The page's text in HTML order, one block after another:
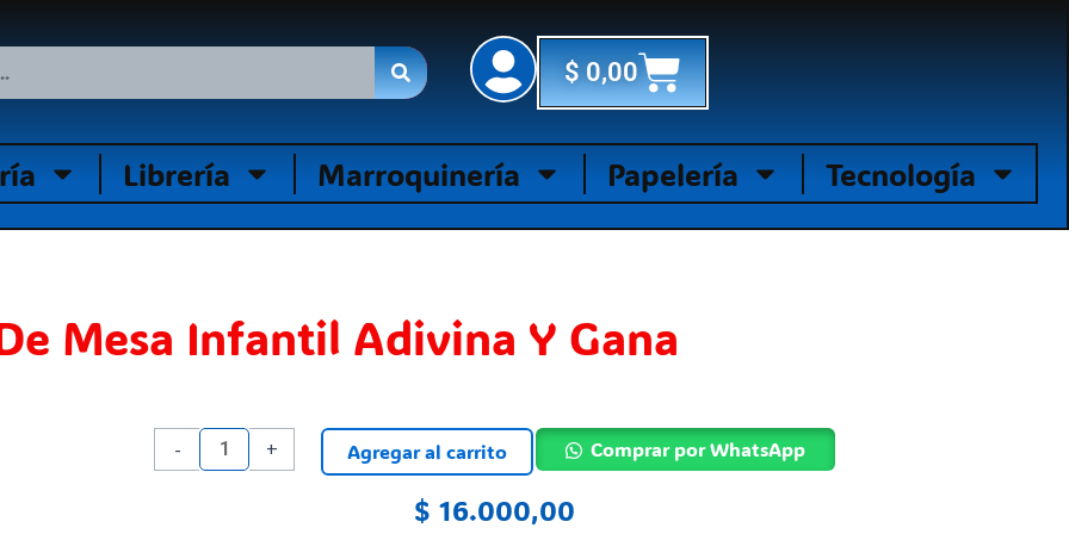
$0,00Cart
Librería Marroquinería Papelería Tecnología
Mesa Infantil Adivina Y Gana
$ 16.000,00
-
Juego
De
+ Agregar al carrito Comprar por WhatsApp